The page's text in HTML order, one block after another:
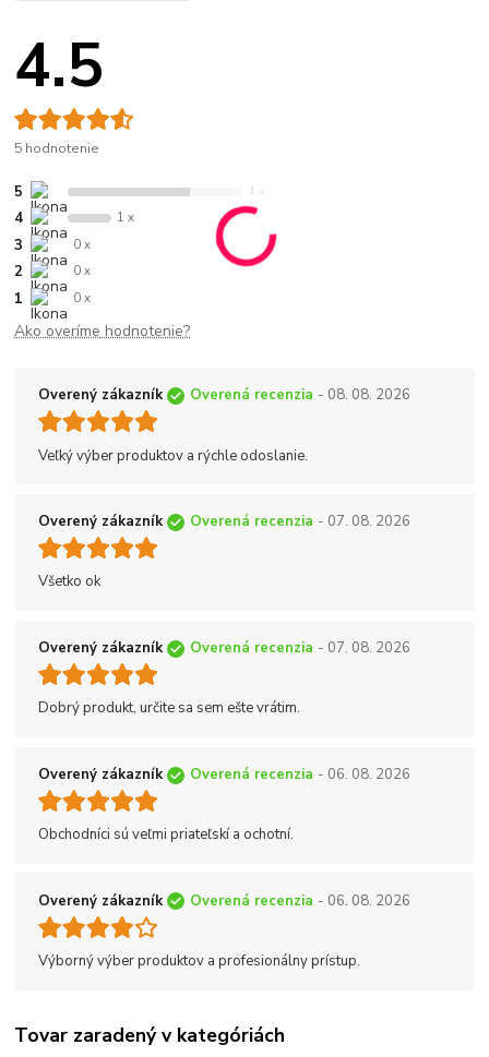
4.5
5 hodnotenie
5 4 x
4 1 x
3 0 x
2 0 x
1 0 x
Ako overíme hodnotenie?
Overený zákazník Overená recenzia - 08. 08. 2026
Veľký výber produktov a rýchle odoslanie.
Overený zákazník Overená recenzia - 07. 08. 2026
Všetko ok
Overený zákazník Overená recenzia - 07. 08. 2026
Dobrý produkt, určite sa sem ešte vrátim.
Overený zákazník Overená recenzia - 06. 08. 2026
Obchodníci sú veľmi priateľskí a ochotní.
Overený zákazník Overená recenzia - 06. 08. 2026
Výborný výber produktov a profesionálny prístup.
Tovar zaradený v kategóriách